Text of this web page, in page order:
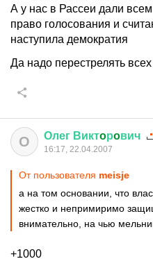
А у нас в Рассеи дали
право голосования и
наступила демократия
Да надо перестрелять
О Олег Виктoрoвич
16:17, 22.04.2007
От пользователя meisje
а на том основании, что
жестко и непримиримо
внимательно, на чью
+1000